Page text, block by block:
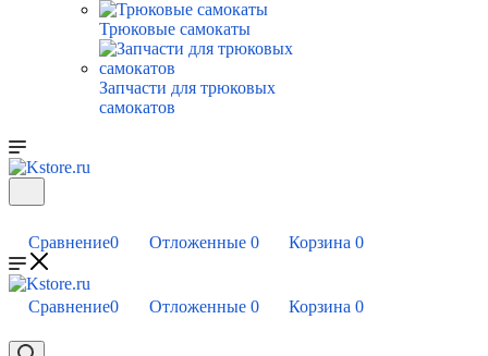
Трюковые самокаты
Запчасти для трюковых
самокатов
Сравнение0 Отложенные 0 Корзина 0
Сравнение0 Отложенные 0 Корзина 0